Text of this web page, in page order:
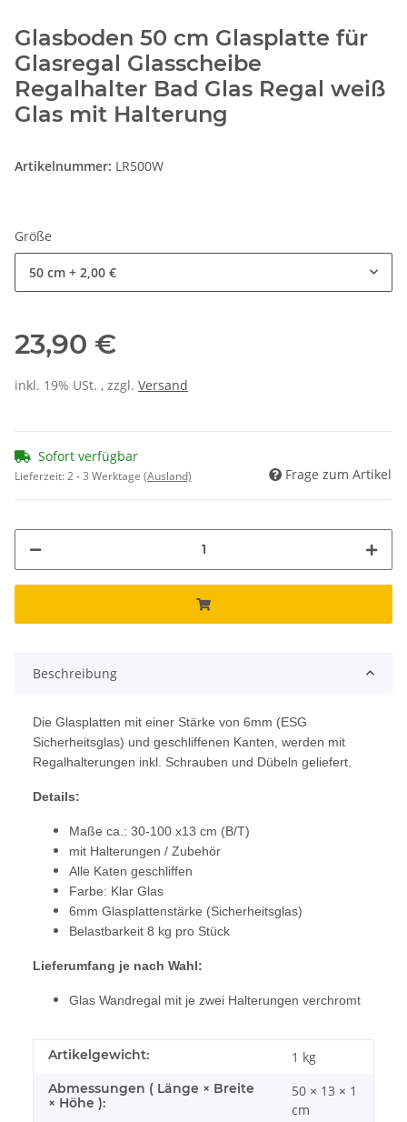
Glasboden 50 cm Glasplatte für
Glasregal Glasscheibe
Regalhalter Bad Glas Regal weiß
Glas mit Halterung
Artikelnummer: LR500W
Größe
50 cm + 2,00 €
23,90 €
inkl. 19% USt. , zzgl. Versand
Sofort verfügbar
Lieferzeit:2 - 3 Werktage (Ausland) Frage zum Artikel
Beschreibung
Die Glasplatten mit einer Stärke von 6mm (ESG
Sicherheitsglas) und geschliffenen Kanten, werden mit
Regalhalterungen inkl. Schrauben und Dübeln geliefert.
Details:
Maße ca.: 30-100 x13 cm (B/T)
mit Halterungen / Zubehör
Alle Katen geschliffen
Farbe: Klar Glas
6mm Glasplattenstärke (Sicherheitsglas)
Belastbarkeit 8 kg pro Stück
Lieferumfang je nach Wahl:
Glas Wandregal mit je zwei Halterungen verchromt
Artikelgewicht: 1 kg
Abmessungen ( Länge × Breite
× Höhe ):
50 × 13 × 1
cm